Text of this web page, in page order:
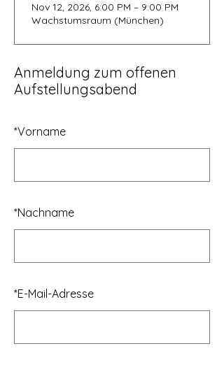
Anmeldung zum offenen
Aufstellungsabend
*Vorname
*Nachname
*E-Mail-Adresse
Nov 12, 2026, 6:00 PM – 9:00 PM
Wachstumsraum (München)